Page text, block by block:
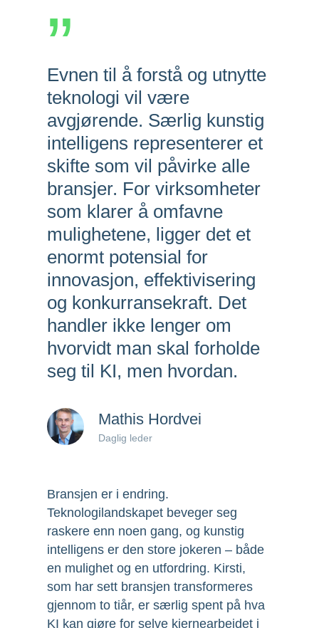
”
Evnen til å forstå og utnytte
teknologi vil være
avgjørende. Særlig kunstig
intelligens representerer et
skifte som vil påvirke alle
bransjer. For virksomheter
som klarer å omfavne
mulighetene, ligger det et
enormt potensial for
innovasjon, effektivisering
og konkurransekraft. Det
handler ikke lenger om
hvorvidt man skal forholde
seg til KI, men hvordan.
Mathis Hordvei
Daglig leder
Bransjen er i endring.
Teknologilandskapet beveger seg
raskere enn noen gang, og kunstig
intelligens er den store jokeren – både
en mulighet og en utfordring. Kirsti,
som har sett bransjen transformeres
gjennom to tiår, er særlig spent på hva
KI kan gjøre for selve kjernearbeidet i